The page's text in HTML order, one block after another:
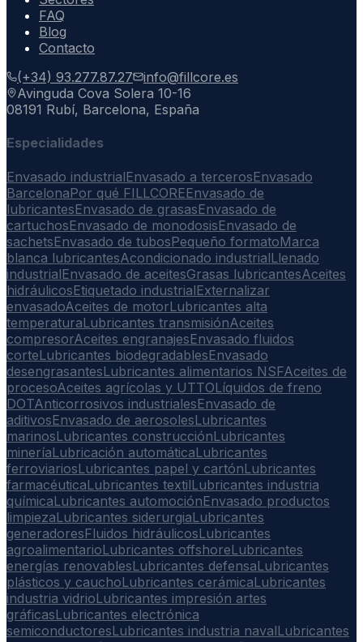
FAQ
Blog
Contacto
(+34) 93.277.87.27
info@fillcore.es
Avinguda Cova Solera 10-16
08191 Rubí, Barcelona, España
Especialidades
Envasado industrialEnvasado a tercerosEnvasado
BarcelonaPor qué FILLCOREEnvasado de
lubricantesEnvasado de grasasEnvasado de
cartuchosEnvasado de monodosisEnvasado de
sachetsEnvasado de tubosPequeño formatoMarca
blanca lubricantesAcondicionado industrialLlenado
industrialEnvasado de aceitesGrasas lubricantesAceites
hidráulicosEtiquetado industrialExternalizar
envasadoAceites de motorLubricantes alta
temperaturaLubricantes transmisiónAceites
compresorAceites engranajesEnvasado fluidos
corteLubricantes biodegradablesEnvasado
desengrasantesLubricantes alimentarios NSFAceites de
procesoAceites agrícolas y UTTOLíquidos de freno
DOTAnticorrosivos industrialesEnvasado de
aditivosEnvasado de aerosolesLubricantes
marinosLubricantes construcciónLubricantes
mineríaLubricación automáticaLubricantes
ferroviariosLubricantes papel y cartónLubricantes
farmacéuticaLubricantes textilLubricantes industria
químicaLubricantes automociónEnvasado productos
limpiezaLubricantes siderurgiaLubricantes
generadoresFluidos hidráulicosLubricantes
agroalimentarioLubricantes offshoreLubricantes
energías renovablesLubricantes defensaLubricantes
plásticos y cauchoLubricantes cerámicaLubricantes
industria vidrioLubricantes impresión artes
gráficasLubricantes electrónica
semiconductoresLubricantes industria navalLubricantes